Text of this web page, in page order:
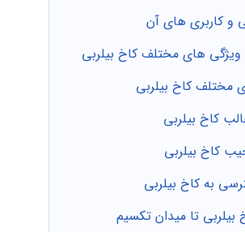
و کاربری‌ های آن
های مختلف کاخ بیلربی
کاخ بیلربی
کاخ بیلربی
کاخ بیلربی
به کاخ بیلربی
بیلربی تا میدان تکسیم